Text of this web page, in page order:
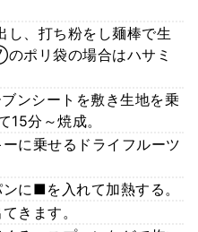
、打ち粉をし麺棒で生
ポリ袋の場合はハサミ
ンシートを敷き生地を乗
分～焼成。
に乗せるドライフルーツ
に■を入れて加熱する。
きます。